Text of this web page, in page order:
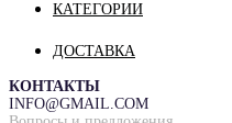
КАТАЛОГ
КОНТАКТЫ
КАТЕГОРИИ
ДОСТАВКА
КОНТАКТЫ
INFO@GMAIL.COM